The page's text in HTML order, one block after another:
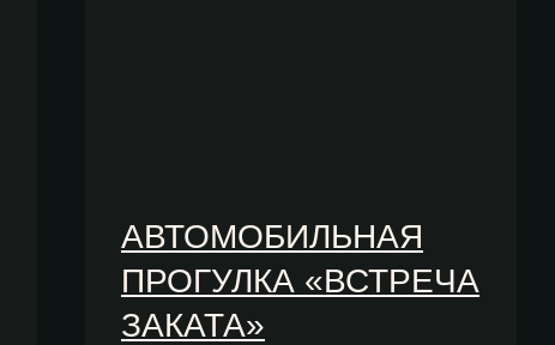
АВТОМОБИЛЬНАЯ
ПРОГУЛКА «ВСТРЕЧА
ЗАКАТА»